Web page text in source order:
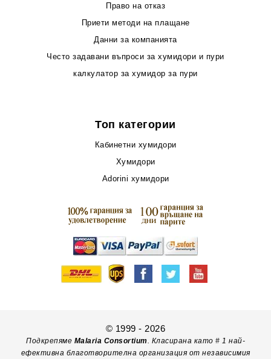
Право на отказ
Приети методи на плащане
Данни за компанията
Често задавани въпроси за хумидори и пури
калкулатор за хумидор за пури
Топ категории
Кабинетни хумидори
Хумидори
Adorini хумидори
© 1999 - 2026
Подкрепяме Malaria Consortium . Класирана като # 1 най-
ефективна благотворителна организация от независимия